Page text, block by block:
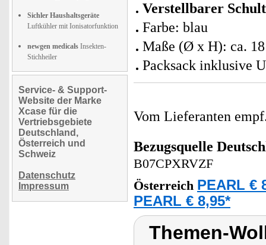
Sichler Haushaltsgeräte
Luftkühler mit Ionisatorfunktion
newgen medicals Insekten-
Stichheiler
Service- & Support-
Website der Marke
Xcase für die
Vertriebsgebiete
Deutschland,
Österreich und
Schweiz
Datenschutz
Impressum
Verstellbarer
Farbe: blau
Maße (Ø x H): ca.
Packsack inklusive
Vom Lieferanten
Bezugsquelle
B07CPXRVZF
Österreich PEARL €
PEARL € 8,95*
Themen-